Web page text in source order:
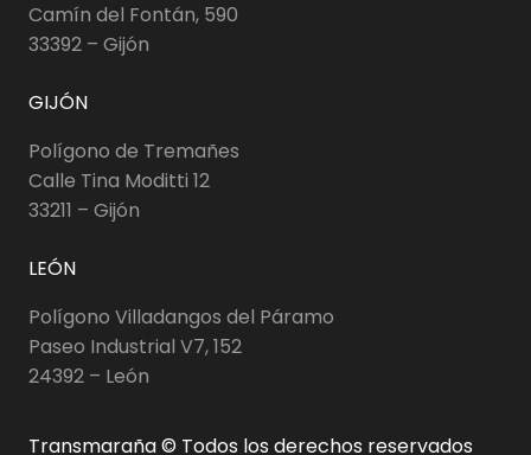
Camín del Fontán, 590
33392 – Gijón
GIJÓN
Polígono de Tremañes
Calle Tina Moditti 12
33211 – Gijón
LEÓN
Polígono Villadangos del Páramo
Paseo Industrial V7, 152
24392 – León
Transmaraña © Todos los derechos reservados